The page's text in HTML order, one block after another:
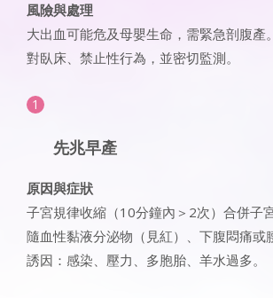
風險與處理
大出血可能危及母嬰生命，需緊急剖腹產
對臥床、禁止性行為，並密切監測。
先兆早產
原因與症狀
子宮規律收縮（10分鐘內＞2次）合併子
隨血性黏液分泌物（見紅）、下腹悶痛或
誘因：感染、壓力、多胞胎、羊水過多。